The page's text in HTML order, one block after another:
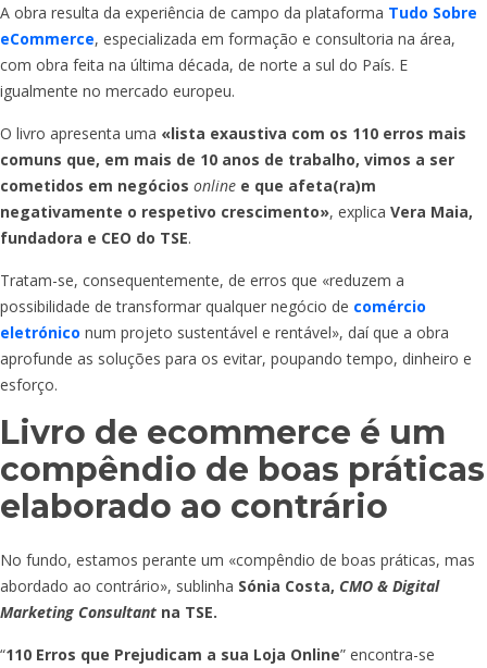
A obra resulta da experiência de campo da plataforma Tudo Sobre
eCommerce, especializada em formação e consultoria na área,
com obra feita na última década, de norte a sul do País. E
igualmente no mercado europeu.
O livro apresenta uma «lista exaustiva com os 110 erros mais
comuns que, em mais de 10 anos de trabalho, vimos a ser
cometidos em negócios online e que afeta(ra)m
negativamente o respetivo crescimento», explica Vera Maia,
fundadora e CEO do TSE.
Tratam-se, consequentemente, de erros que «reduzem a
possibilidade de transformar qualquer negócio de comércio
eletrónico num projeto sustentável e rentável», daí que a obra
aprofunde as soluções para os evitar, poupando tempo, dinheiro e
esforço.
Livro de ecommerce é um
compêndio de boas práticas
elaborado ao contrário
No fundo, estamos perante um «compêndio de boas práticas, mas
abordado ao contrário», sublinha Sónia Costa, CMO & Digital
Marketing Consultant na TSE.
“110 Erros que Prejudicam a sua Loja Online” encontra-se